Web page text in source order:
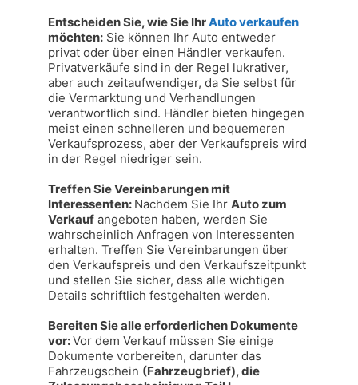
Entscheiden Sie, wie Sie Ihr Auto verkaufen
möchten: Sie können Ihr Auto entweder
privat oder über einen Händler verkaufen.
Privatverkäufe sind in der Regel lukrativer,
aber auch zeitaufwendiger, da Sie selbst für
die Vermarktung und Verhandlungen
verantwortlich sind. Händler bieten hingegen
meist einen schnelleren und bequemeren
Verkaufsprozess, aber der Verkaufspreis wird
in der Regel niedriger sein.
Treffen Sie Vereinbarungen mit
Interessenten: Nachdem Sie Ihr Auto zum
Verkauf angeboten haben, werden Sie
wahrscheinlich Anfragen von Interessenten
erhalten. Treffen Sie Vereinbarungen über
den Verkaufspreis und den Verkaufszeitpunkt
und stellen Sie sicher, dass alle wichtigen
Details schriftlich festgehalten werden.
Bereiten Sie alle erforderlichen Dokumente
vor: Vor dem Verkauf müssen Sie einige
Dokumente vorbereiten, darunter das
Fahrzeugschein (Fahrzeugbrief), die